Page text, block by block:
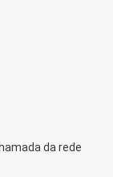
da rede